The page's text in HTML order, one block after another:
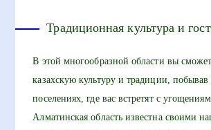
Традиционная культура и
В этой многообразной области вы
казахскую культуру и традиции, побывав
поселениях, где вас встретят с
Алматинская область известна своими